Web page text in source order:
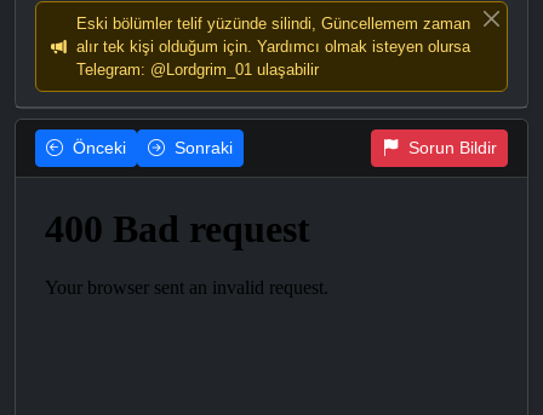
Eski bölümler telif yüzünde silindi, Güncellemem zaman
alır tek kişi olduğum için. Yardımcı olmak isteyen olursa
Telegram: @Lordgrim_01 ulaşabilir
Önceki Sonraki Sorun Bildir